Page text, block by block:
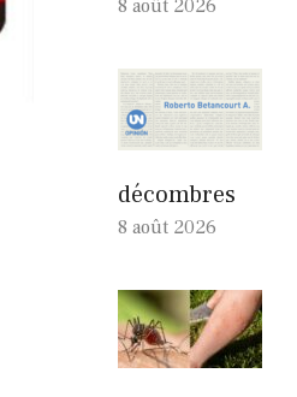
8 août 2026
décombres
8 août 2026